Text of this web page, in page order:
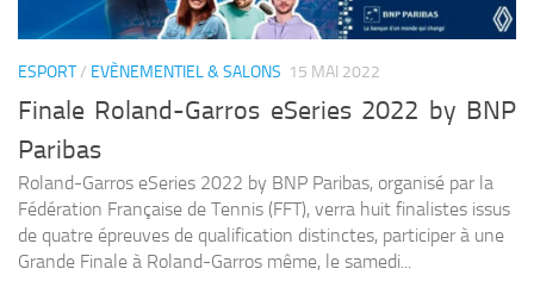
ESPORT/ EVÈNEMENTIEL & SALONS 15 MAI 2022
Finale Roland-Garros eSeries 2022 by BNP
Paribas
Roland-Garros eSeries 2022 by BNP Paribas, organisé par la
Fédération Française de Tennis (FFT), verra huit finalistes issus
de quatre épreuves de qualification distinctes, participer à une
Grande Finale à Roland-Garros même, le samedi...